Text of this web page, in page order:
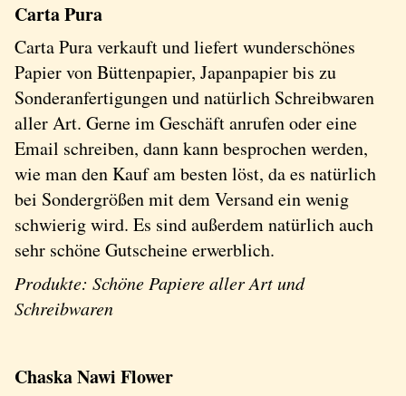
Carta Pura
Carta Pura verkauft und liefert wunderschönes
Papier von Büttenpapier, Japanpapier bis zu
Sonderanfertigungen und natürlich Schreibwaren
aller Art. Gerne im Geschäft anrufen oder eine
Email schreiben, dann kann besprochen werden,
wie man den Kauf am besten löst, da es natürlich
bei Sondergrößen mit dem Versand ein wenig
schwierig wird. Es sind außerdem natürlich auch
sehr schöne Gutscheine erwerblich.
Produkte: Schöne Papiere aller Art und
Schreibwaren
Chaska Nawi Flower